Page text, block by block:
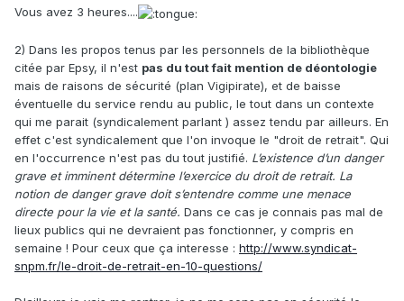
Vous avez 3 heures....
2) Dans les propos tenus par les personnels de la bibliothèque
citée par Epsy, il n'est pas du tout fait mention de déontologie
mais de raisons de sécurité (plan Vigipirate), et de baisse
éventuelle du service rendu au public, le tout dans un contexte
qui me parait (syndicalement parlant ) assez tendu par ailleurs. En
effet c'est syndicalement que l'on invoque le "droit de retrait". Qui
en l'occurrence n'est pas du tout justifié. L’existence d’un danger
grave et imminent détermine l’exercice du droit de retrait. La
notion de danger grave doit s’entendre comme une menace
directe pour la vie et la santé. Dans ce cas je connais pas mal de
lieux publics qui ne devraient pas fonctionner, y compris en
semaine ! Pour ceux que ça interesse : http://www.syndicat-
snpm.fr/le-droit-de-retrait-en-10-questions/